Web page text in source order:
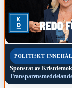
POLITISKT
Sponsrat av